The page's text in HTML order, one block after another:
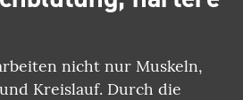
nicht nur Muskeln,
Kreislauf. Durch die